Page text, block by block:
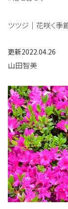
ツツジ｜花咲く季
更新2022.04.26
山田智美